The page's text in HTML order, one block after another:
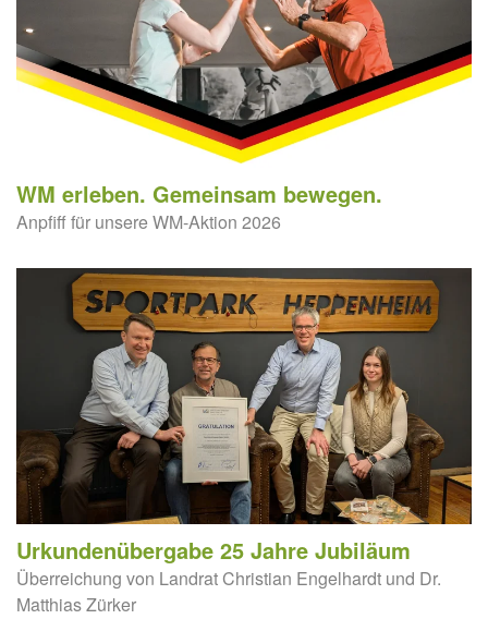
WM erleben. Gemeinsam bewegen.
Anpfiff für unsere WM-Aktion 2026
Urkundenübergabe 25 Jahre Jubiläum
Überreichung von Landrat Christian Engelhardt und Dr.
Matthias Zürker